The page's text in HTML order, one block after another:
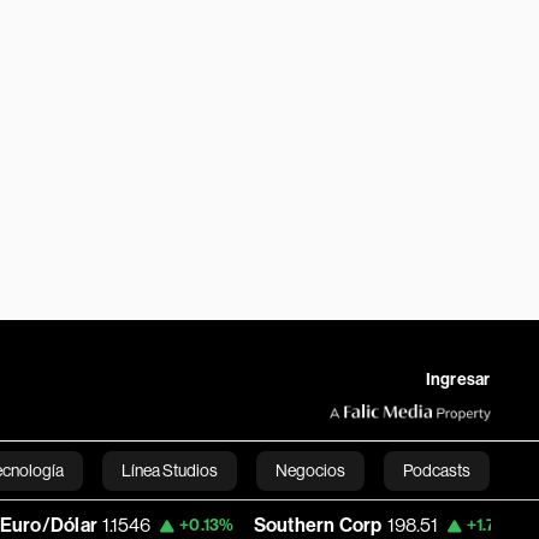
Ingresar
Línea Studios Negocios Podcasts
English
1.1546 +0.13% Southern Corp 198.51 +1.72% Copa